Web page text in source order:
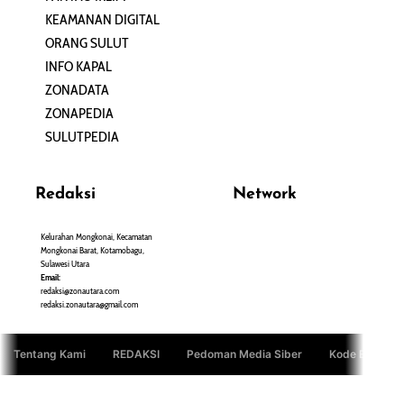
KEAMANAN DIGITAL
ORANG SULUT
INFO KAPAL
ZONADATA
ZONAPEDIA
SULUTPEDIA
Redaksi
Kelurahan Mongkonai, Kecamatan
Mongkonai Barat, Kotamobagu,
Sulawesi Utara
Email:
redaksi@zonautara.com
redaksi.zonautara@gmail.com
Network
Tentang Kami REDAKSI Pedoman Media Siber Kode Etik